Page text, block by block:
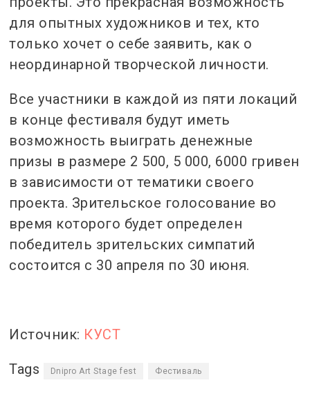
для опытных художников и тех, кто
только хочет о себе заявить, как о
неординарной творческой личности.
Все участники в каждой из пяти локаций
в конце фестиваля будут иметь
возможность выиграть денежные
призы в размере 2 500, 5 000, 6000 гривен
в зависимости от тематики своего
проекта. Зрительское голосование во
время которого будет определен
победитель зрительских симпатий
состоится с 30 апреля по 30 июня.
Источник: КУСТ
Tags Dnipro Art Stage fest Фестиваль